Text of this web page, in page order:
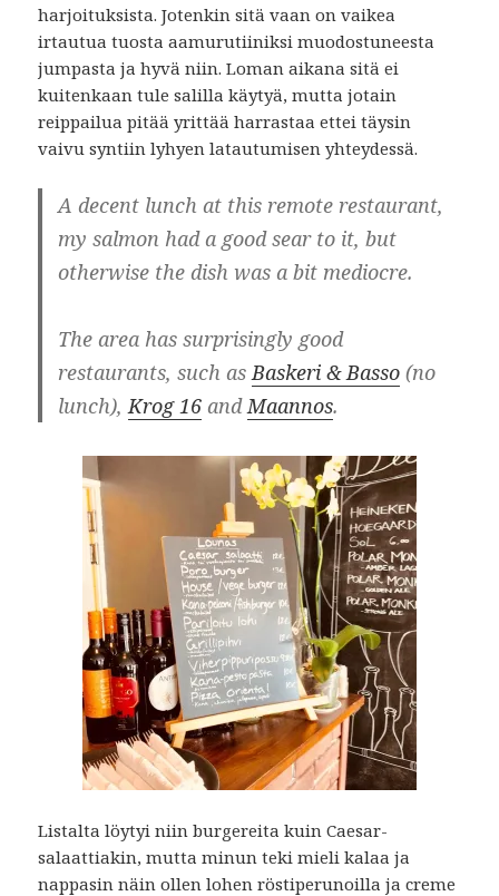
harjoituksista. Jotenkin sitä vaan on vaikea
irtautua tuosta aamurutiiniksi muodostuneesta
jumpasta ja hyvä niin. Loman aikana sitä ei
kuitenkaan tule salilla käytyä, mutta jotain
reippailua pitää yrittää harrastaa ettei täysin
vaivu syntiin lyhyen latautumisen yhteydessä.
A decent lunch at this remote restaurant,
my salmon had a good sear to it, but
otherwise the dish was a bit mediocre.
The area has surprisingly good
restaurants, such asBaskeri & Basso (no
lunch),Krog 16 andMaannos.
Listalta löytyi niin burgereita kuin Caesar-
salaattiakin, mutta minun teki mieli kalaa ja
nappasin näin ollen lohen röstiperunoilla ja creme